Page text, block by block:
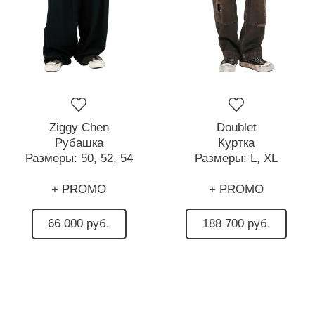
Ziggy Chen
Рубашка
Размеры: 50, 52, 54
+ PROMO
66 000 руб.
Doublet
Куртка
Размеры: L, XL
+ PROMO
188 700 руб.